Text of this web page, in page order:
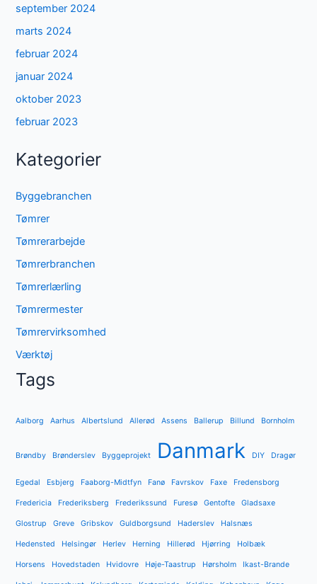
september 2024
marts 2024
februar 2024
januar 2024
oktober 2023
februar 2023
Kategorier
Byggebranchen
Tømrer
Tømrerarbejde
Tømrerbranchen
Tømrerlærling
Tømrermester
Tømrervirksomhed
Værktøj
Tags
Aalborg Aarhus Albertslund Allerød Assens Ballerup Billund Bornholm
Brøndby Brønderslev Byggeprojekt Danmark DIY Dragør
Egedal Esbjerg Faaborg-Midtfyn Fanø Favrskov Faxe Fredensborg
Fredericia Frederiksberg Frederikssund Furesø Gentofte Gladsaxe
Glostrup Greve Gribskov Guldborgsund Haderslev Halsnæs
Hedensted Helsingør Herlev Herning Hillerød Hjørring Holbæk
Horsens Hovedstaden Hvidovre Høje-Taastrup Hørsholm Ikast-Brande